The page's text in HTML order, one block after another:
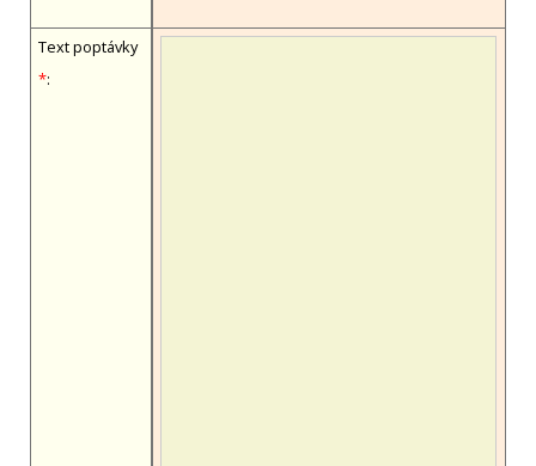
Text poptávky
*: